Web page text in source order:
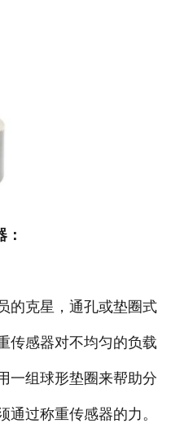
克星，通孔或垫圈式
传感器对不均匀的负载
一组球形垫圈来帮助分
通过称重传感器的力。